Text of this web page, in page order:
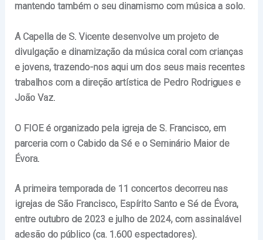
mantendo também o seu dinamismo com música a solo.
A Capella de S. Vicente desenvolve um projeto de
divulgação e dinamização da música coral com crianças
e jovens, trazendo-nos aqui um dos seus mais recentes
trabalhos com a direção artística de Pedro Rodrigues e
João Vaz.
O FIOE é organizado pela igreja de S. Francisco, em
parceria com o Cabido da Sé e o Seminário Maior de
Évora.
A primeira temporada de 11 concertos decorreu nas
igrejas de São Francisco, Espírito Santo e Sé de Évora,
entre outubro de 2023 e julho de 2024, com assinalável
adesão do público (ca. 1.600 espectadores).